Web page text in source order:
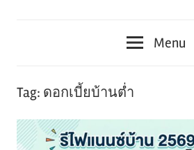
Menu
Tag: ดอกเบี้ยบ้านต่ำ